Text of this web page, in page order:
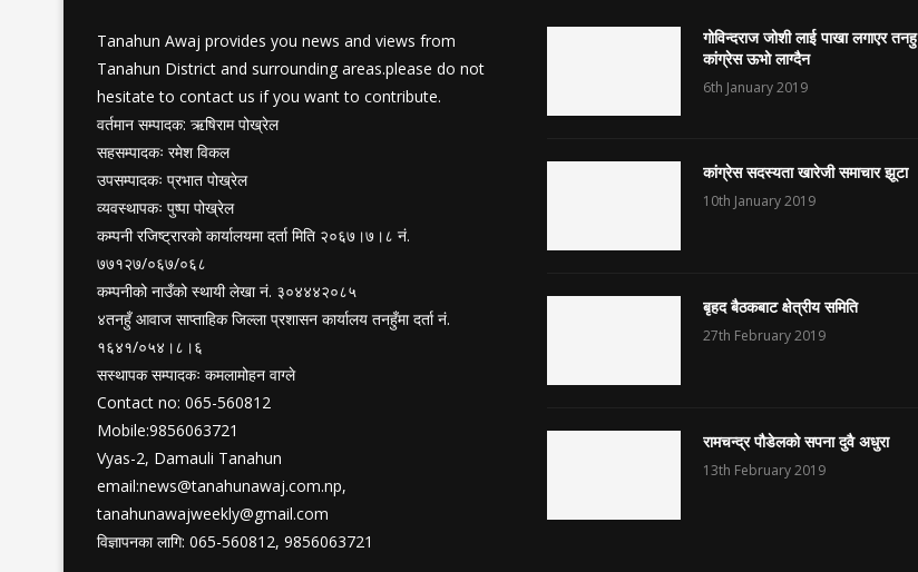
Tanahun Awaj provides you news and views from
Tanahun District and surrounding areas.please do not
hesitate to contact us if you want to contribute.
वर्तमान सम्पादक: ऋषिराम पोख्रेल
सहसम्पादकः रमेश विकल
उपसम्पादकः प्रभात पोख्रेल
व्यवस्थापकः पुष्पा पोख्रेल
कम्पनी रजिष्ट्रारको कार्यालयमा दर्ता मिति २०६७।७।८ नं.
७७१२७/०६७/०६८
कम्पनीको नाउँको स्थायी लेखा नं. ३०४४४२०८५
४तनहुँ आवाज साप्ताहिक जिल्ला प्रशासन कार्यालय तनहुँमा दर्ता नं.
१६४१/०५४।८।६
सस्थापक सम्पादकः कमलामोहन वाग्ले
Contact no: 065-560812
Mobile:9856063721
Vyas-2, Damauli Tanahun
email:news@tanahunawaj.com.np,
tanahunawajweekly@gmail.com
विज्ञापनका लागि: 065-560812, 9856063721
गोविन्दराज जोशी लाई पाखा लगाएर तनहु
कांग्रेस ऊभो लाग्दैन
6th January 2019
कांग्रेस सदस्यता खारेजी समाचार झूटा
10th January 2019
बृहद बैठकबाट क्षेत्रीय समिति
27th February 2019
रामचन्द्र पौडेलको सपना दुवै अधुरा
13th February 2019